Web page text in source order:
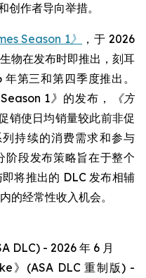
创作者导向举措。
Season 1》
，于 2026
物在发布时即推出，刻耳
第三和第四季度推出。
1》 的发布，
《方
销使日均销量较此前非促
持续的消费需求和参与
段发布策略旨在于整个
将推出的 DLC 发布相辅
的经常性收入机会。
DLC) - 2026 年 6 月
》(ASA DLC 重制版) -